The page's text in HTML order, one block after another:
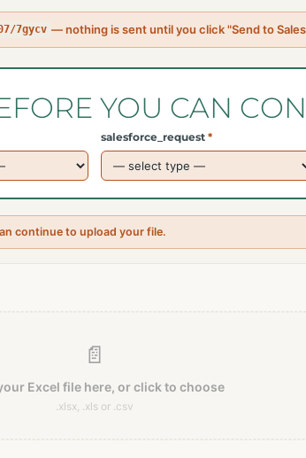
7gycv — nothing is sent until you click "Send to
YOU CAN
salesforce_request *
continue to upload your file.
📄
Excel file here, or click to choose
.xlsx, .xls or .csv